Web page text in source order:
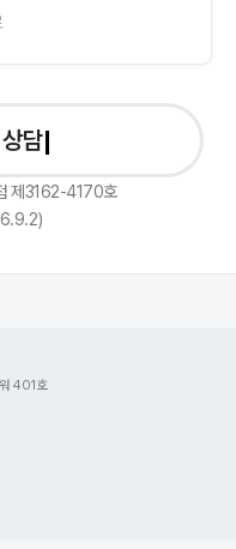
신청
제3162-4170호
401호